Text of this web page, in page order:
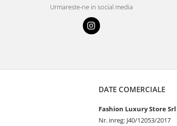
Urmareste-ne in social media
DATE COMERCIALE
Fashion Luxury Store Srl
Nr. inreg: J40/12053/2017